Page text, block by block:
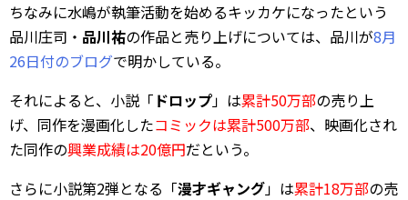
ちなみに水嶋が執筆活動を始めるキッカケになったという
品川庄司・ 品川祐の作品と売り上げについては、品川が8月
26日付のブログで明かしている。
それによると、小説「 ドロップ」は累計50万部の売り上
げ、同作を漫画化したコミックは累計500万部、映画化され
た同作の興業成績は20億円だという。
さらに小説第2弾となる「漫才ギャング」は累計18万部の売